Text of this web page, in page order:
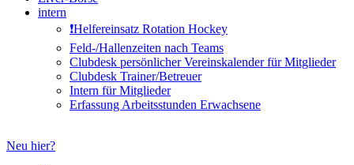
intern
❗️Helfereinsatz Rotation Hockey
Feld-/Hallenzeiten nach Teams
Clubdesk persönlicher Vereinskalender für Mitglieder
Clubdesk Trainer/Betreuer
Intern für Mitglieder
Erfassung Arbeitsstunden Erwachsene
Neu hier?